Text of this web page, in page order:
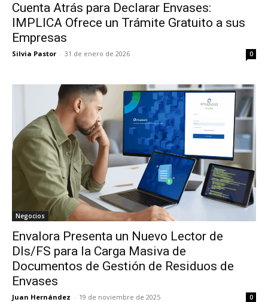
Cuenta Atrás para Declarar Envases:
IMPLICA Ofrece un Trámite Gratuito a sus
Empresas
Silvia Pastor - 31 de enero de 2026 0
Negocios
Envalora Presenta un Nuevo Lector de
DIs/FS para la Carga Masiva de
Documentos de Gestión de Residuos de
Envases
Juan Hernández - 19 de noviembre de 2025 0